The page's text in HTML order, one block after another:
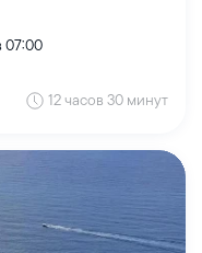
07:00
12 часов 30 минут